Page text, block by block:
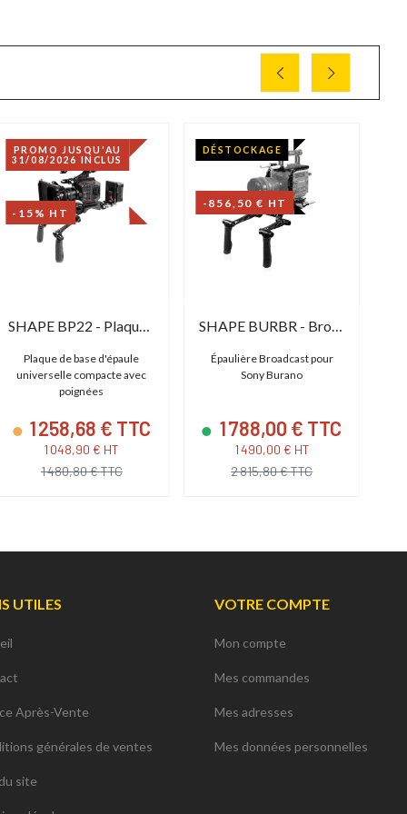
PROMO JUSQU'AU
31/08/2026 INCLUS
-15% HT
SHAPE BP22 - Plaque de base d'épaule
Plaque de base d'épaule
universelle compacte avec
poignées
1 258,68 € TTC
1 048,90 € HT
1 480,80 € TTC
DÉSTOCKAGE
-856,50 € HT
SHAPE BURBR - Broadcast Shoulder Cage Set for Sony Burano
Épaulière Broadcast pour
Sony Burano
1 788,00 € TTC
1 490,00 € HT
2 815,80 € TTC
UTILES
Après-Vente
générales de ventes
site
VOTRE COMPTE
Mon compte
Mes commandes
Mes adresses
Mes données personnelles